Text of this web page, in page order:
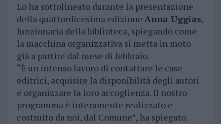
Lo ha sottolineato durante la presentazione
della quattordicesima edizione Anna Uggias,
funzionaria della biblioteca, spiegando come
la macchina organizzativa si metta in moto
già a partire dal mese di febbraio.
“È un intenso lavoro di contattare le case
editrici, acquisire la disponibilità degli autori
e organizzare la loro accoglienza. Il nostro
programma è interamente realizzato e
costruito da noi, dal Comune”, ha spiegato.